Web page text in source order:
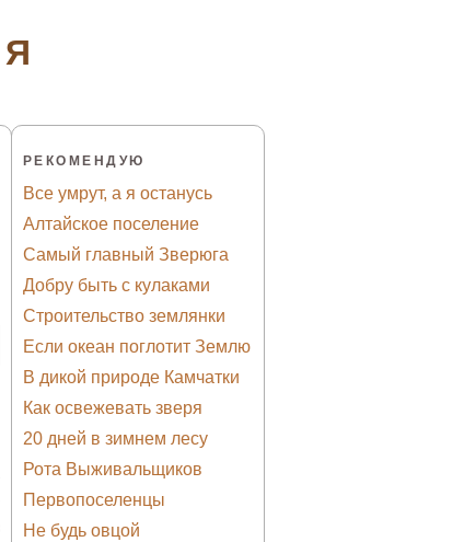
РЕКОМЕНДУЮ
Все умрут, а я останусь
Алтайское поселение
Самый главный Зверюга
Добру быть с кулаками
Строительство землянки
Если океан поглотит Землю
В дикой природе Камчатки
Как освежевать зверя
20 дней в зимнем лесу
Рота Выживальщиков
Первопоселенцы
Не будь овцой